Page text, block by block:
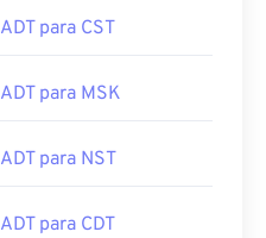
ADT para CST
ADT para MSK
ADT para NST
ADT para CDT